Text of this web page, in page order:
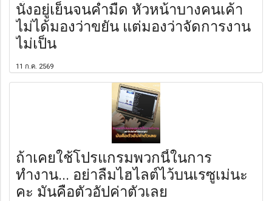
นั่งอยู่เย็นจนค่ำมืด หัวหน้าบางคนเค้า
ไม่ได้มองว่าขยัน แต่มองว่าจัดการงาน
ไม่เป็น
11 ก.ค. 2569
ถ้าเคยใช้โปรแกรมพวกนี้ในการ
ทำงาน... อย่าลืมไฮไลต์ไว้บนเรซูเม่นะ
คะ มันคือตัวอัปค่าตัวเลย